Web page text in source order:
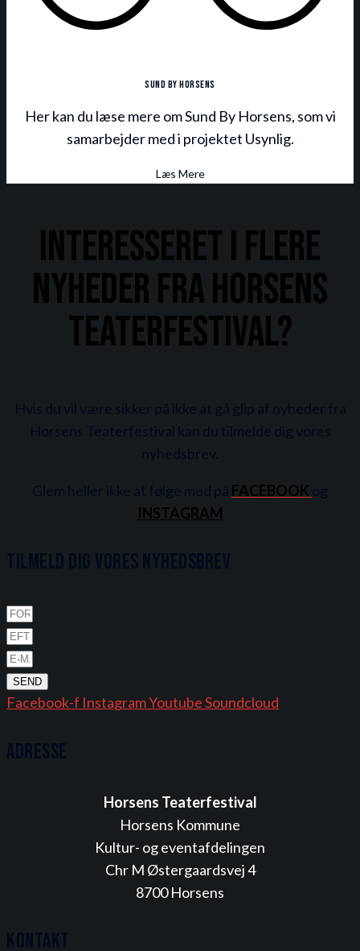
Sund By Horsens
Her kan du læse mere om Sund By Horsens, som vi
samarbejder med i projektet Usynlig.
Læs Mere
Interesseret i flere
nyheder fra Horsens
Teaterfestival?
FACEBOOK
INSTAGRAM
SEND
Facebook-f InstagramYoutubeSoundcloud
Horsens Teaterfestival
Horsens Kommune
Kultur- og eventafdelingen
Chr M Østergaardsvej 4
8700 Horsens